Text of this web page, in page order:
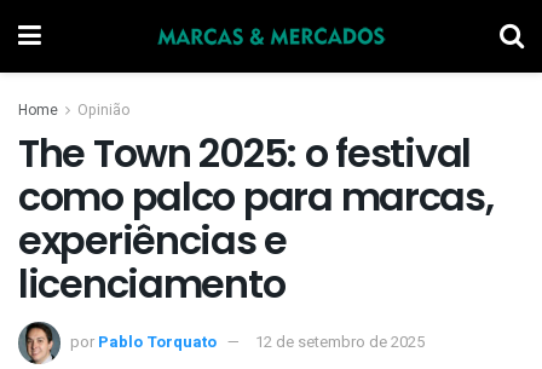
Home Opinião
The Town 2025: o festival
como palco para marcas,
experiências e
licenciamento
por Pablo Torquato 12 de setembro de 2025